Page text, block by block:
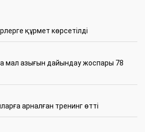
құрмет көрсетілді
мал азығын дайындау жоспары 78
арналған тренинг өтті